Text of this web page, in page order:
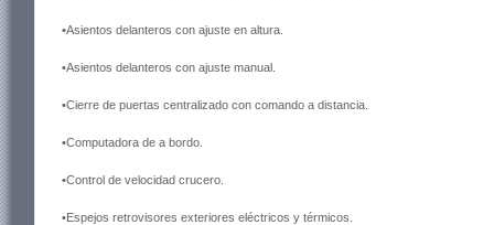
•Asientos delanteros con ajuste en altura.
•Asientos delanteros con ajuste manual.
•Cierre de puertas centralizado con comando a distancia.
•Computadora de a bordo.
•Control de velocidad crucero.
•Espejos retrovisores exteriores eléctricos y térmicos.